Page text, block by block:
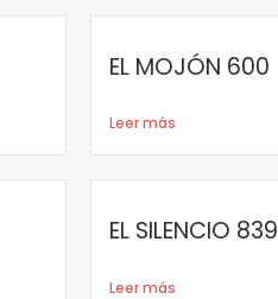
EL MOJÓN 600
Leer más
EL SILENCIO 839
Leer más